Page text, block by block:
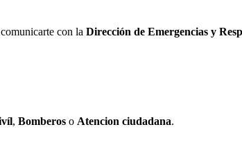
con la Dirección de Emergencias y
, Bomberos o Atencion ciudadana.